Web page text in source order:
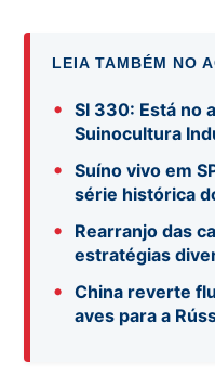
LEIA TAMBÉM NO
•
SI 330: Está no
Suinocultura
•
Suíno vivo em
série histórica
•
Rearranjo das
estratégias
•
China reverte
aves para a